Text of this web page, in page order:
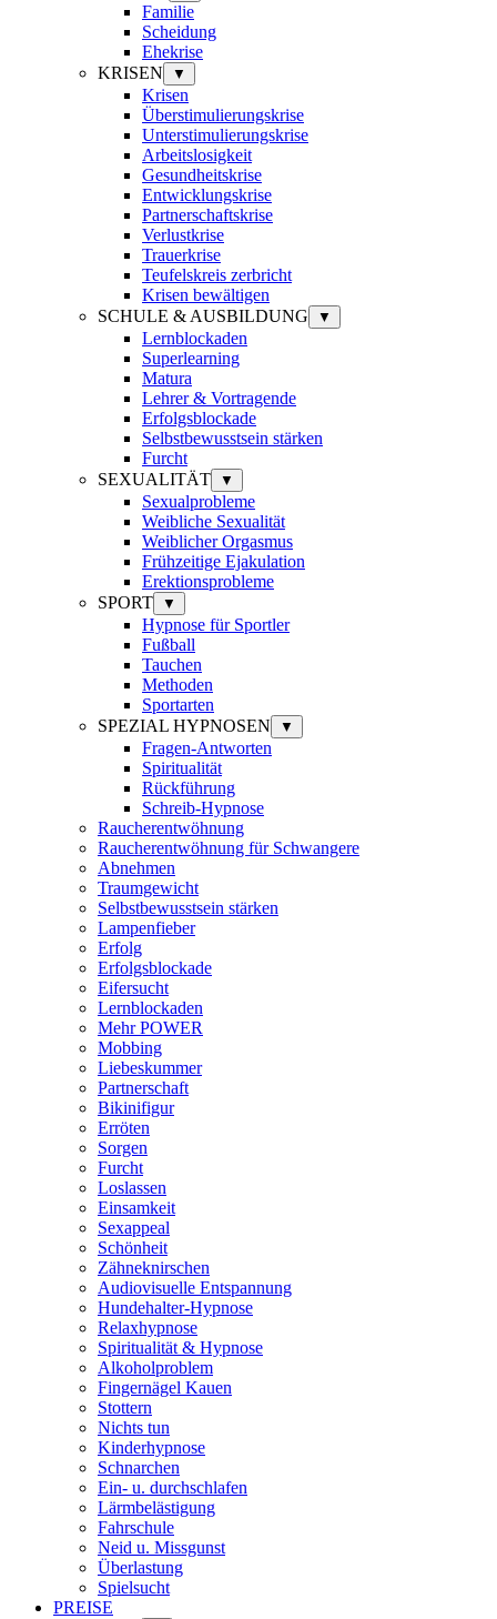
Familie
Scheidung
Ehekrise
KRISEN
▼
Krisen
Überstimulierungskrise
Unterstimulierungskrise
Arbeitslosigkeit
Gesundheitskrise
Entwicklungskrise
Partnerschaftskrise
Verlustkrise
Trauerkrise
Teufelskreis zerbricht
Krisen bewältigen
SCHULE & AUSBILDUNG
▼
Lernblockaden
Superlearning
Matura
Lehrer & Vortragende
Erfolgsblockade
Selbstbewusstsein stärken
Furcht
SEXUALITÄT
▼
Sexualprobleme
Weibliche Sexualität
Weiblicher Orgasmus
Frühzeitige Ejakulation
Erektionsprobleme
SPORT
▼
Hypnose für Sportler
Fußball
Tauchen
Methoden
Sportarten
SPEZIAL HYPNOSEN
▼
Fragen-Antworten
Spiritualität
Rückführung
Schreib-Hypnose
Raucherentwöhnung
Raucherentwöhnung für Schwangere
Abnehmen
Traumgewicht
Selbstbewusstsein stärken
Lampenfieber
Erfolg
Erfolgsblockade
Eifersucht
Lernblockaden
Mehr POWER
Mobbing
Liebeskummer
Partnerschaft
Bikinifigur
Erröten
Sorgen
Furcht
Loslassen
Einsamkeit
Sexappeal
Schönheit
Zähneknirschen
Audiovisuelle Entspannung
Hundehalter-Hypnose
Relaxhypnose
Spiritualität & Hypnose
Alkoholproblem
Fingernägel Kauen
Stottern
Nichts tun
Kinderhypnose
Schnarchen
Ein- u. durchschlafen
Lärmbelästigung
Fahrschule
Neid u. Missgunst
Überlastung
Spielsucht
PREISE